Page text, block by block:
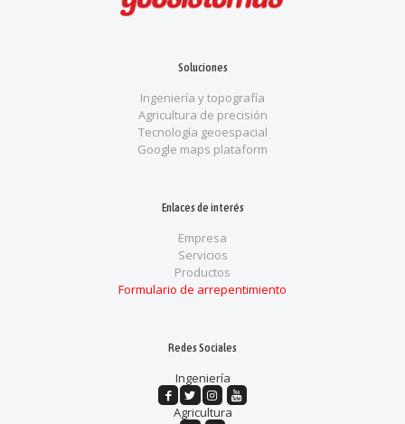
Soluciones
Ingeniería y topografía
Agricultura de precisión
Tecnología geoespacial
Google maps plataform
Enlaces de interés
Empresa
Servicios
Productos
Formulario de arrepentimiento
Redes Sociales
Ingeniería
Agricultura